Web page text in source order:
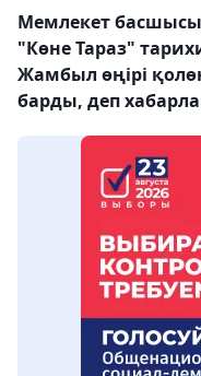
Мемлекет
"Көне Тараз"
Жамбыл өңірі
барды, деп